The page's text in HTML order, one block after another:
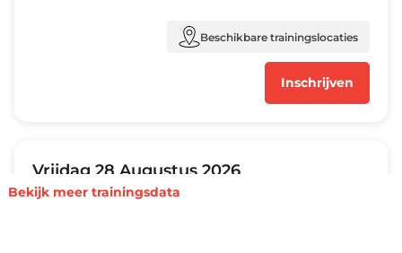
Beschikbare trainingslocaties
Inschrijven
Vrijdag 28 Augustus 2026
Virtueel.
Bekijk meer trainingsdata